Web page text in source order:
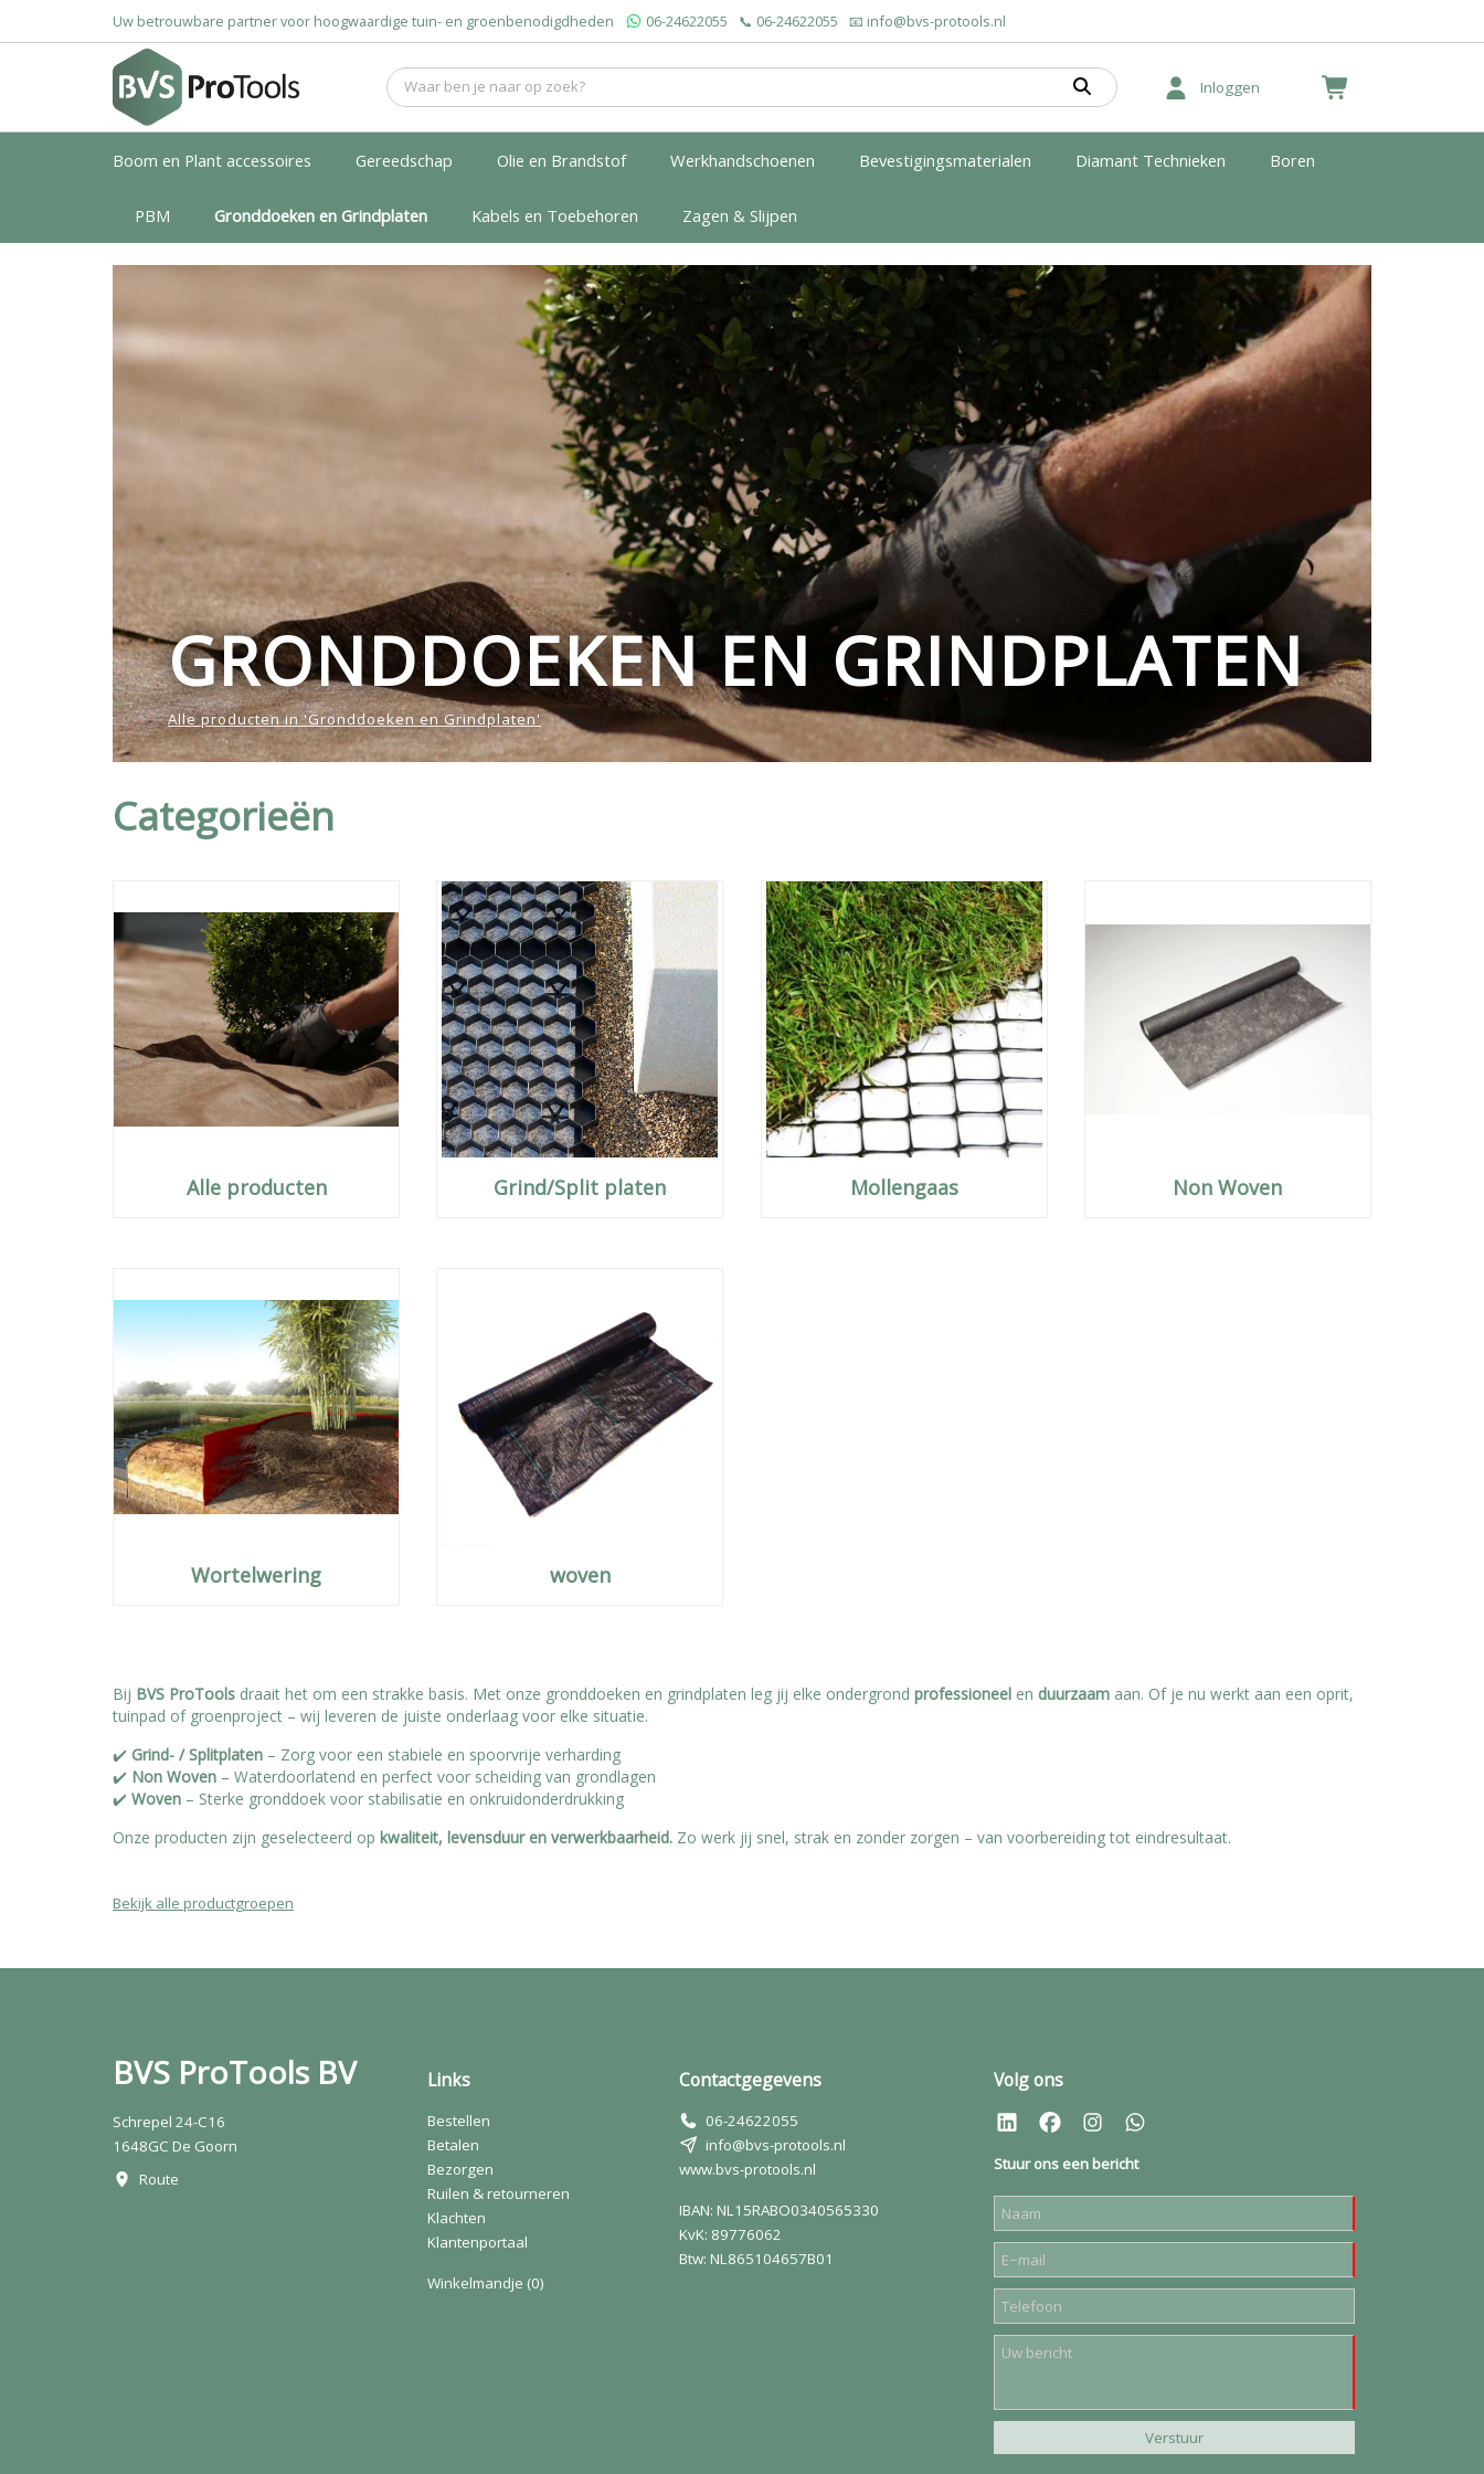
Uw betrouwbare partner voor hoogwaardige tuin- en groenbenodigdheden 06-24622055 📞 06-24622055 📧 info@bvs-protools.nl
Inloggen
Boom en Plant accessoires Gereedschap Olie en Brandstof Werkhandschoenen Bevestigingsmaterialen Diamant Technieken Boren
PBM Gronddoeken en Grindplaten Kabels en Toebehoren Zagen & Slijpen
GRONDDOEKEN EN GRINDPLATEN
Alle producten in 'Gronddoeken en Grindplaten'
Categorieën
Alle producten Grind/Split platen Mollengaas Non Woven
Wortelwering woven
Bij BVS ProTools draait het om een strakke basis. Met onze gronddoeken en grindplaten leg jij elke ondergrond professioneel en duurzaam aan. Of je nu werkt aan een oprit,
tuinpad of groenproject – wij leveren de juiste onderlaag voor elke situatie.
✔️ Grind- / Splitplaten – Zorg voor een stabiele en spoorvrije verharding
✔️ Non Woven – Waterdoorlatend en perfect voor scheiding van grondlagen
✔️ Woven – Sterke gronddoek voor stabilisatie en onkruidonderdrukking
Onze producten zijn geselecteerd op kwaliteit, levensduur en verwerkbaarheid. Zo werk jij snel, strak en zonder zorgen – van voorbereiding tot eindresultaat.
Bekijk alle productgroepen
BVS ProTools BV
Schrepel 24-C16
1648GC De Goorn
Route
Links
Bestellen
Betalen
Bezorgen
Ruilen & retourneren
Klachten
Klantenportaal
Winkelmandje (0)
Contactgegevens
06-24622055
info@bvs-protools.nl
www.bvs-protools.nl
IBAN: NL15RABO0340565330
KvK: 89776062
Btw: NL865104657B01
Volg ons
Stuur ons een bericht